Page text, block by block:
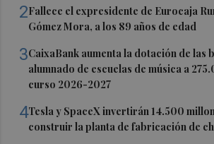
2Fallece el expresidente de Eurocaja
Gómez Mora, a los 89 años de edad
3CaixaBank aumenta la dotación de las
alumnado de escuelas de música a
curso 2026-2027
4Tesla y SpaceX invertirán 14.500
construir la planta de fabricación de